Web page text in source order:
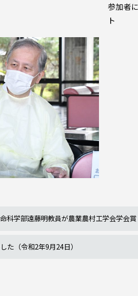
参加者
ト
科学部遠藤明教員が農業農村工学会学会
た（令和2年9月24日）